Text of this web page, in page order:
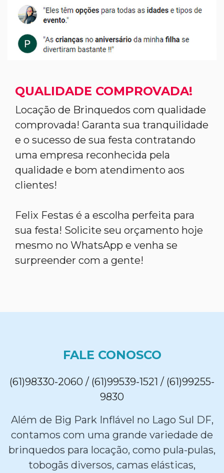
QUALIDADE COMPROVADA!
Locação de Brinquedos com qualidade
comprovada! Garanta sua tranquilidade
e o sucesso de sua festa contratando
uma empresa reconhecida pela
qualidade e bom atendimento aos
clientes!
Felix Festas é a escolha perfeita para
sua festa! Solicite seu orçamento hoje
mesmo no WhatsApp e venha se
surpreender com a gente!
FALE CONOSCO
(61)98330-2060 / (61)99539-1521 / (61)99255-
9830
Além de Big Park Inflável no Lago Sul DF,
contamos com uma grande variedade de
brinquedos para locação, como pula-pulas,
tobogãs diversos, camas elásticas,